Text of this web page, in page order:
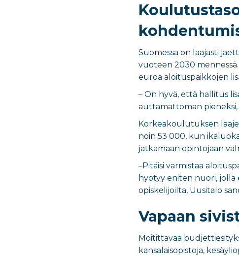
Suomessa on laajasti
vuoteen 2030
euroa aloituspaikkojen
– On hyvä, että hallitus
auttamattoman pieneksi,
Korkeakoulutuksen
noin 53 000, kun
jatkamaan opintojaan
–Pitäisi varmistaa
hyötyy eniten nuori, jolla
opiskelijoilta, Uusitalo
Vapaan
Moitittavaa
kansalaisopistoja,